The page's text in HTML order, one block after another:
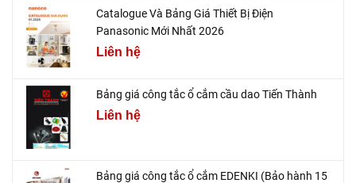
Catalogue Và Bảng Giá Thiết Bị Điện
Panasonic Mới Nhất 2026
Liên hệ
Bảng giá công tắc ổ cắm cầu dao Tiến Thành
Liên hệ
Bảng giá công tắc ổ cắm EDENKI (Bảo hành 15